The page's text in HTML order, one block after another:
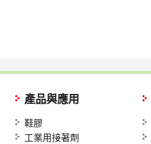
產品與應用
鞋膠
工業用接著劑